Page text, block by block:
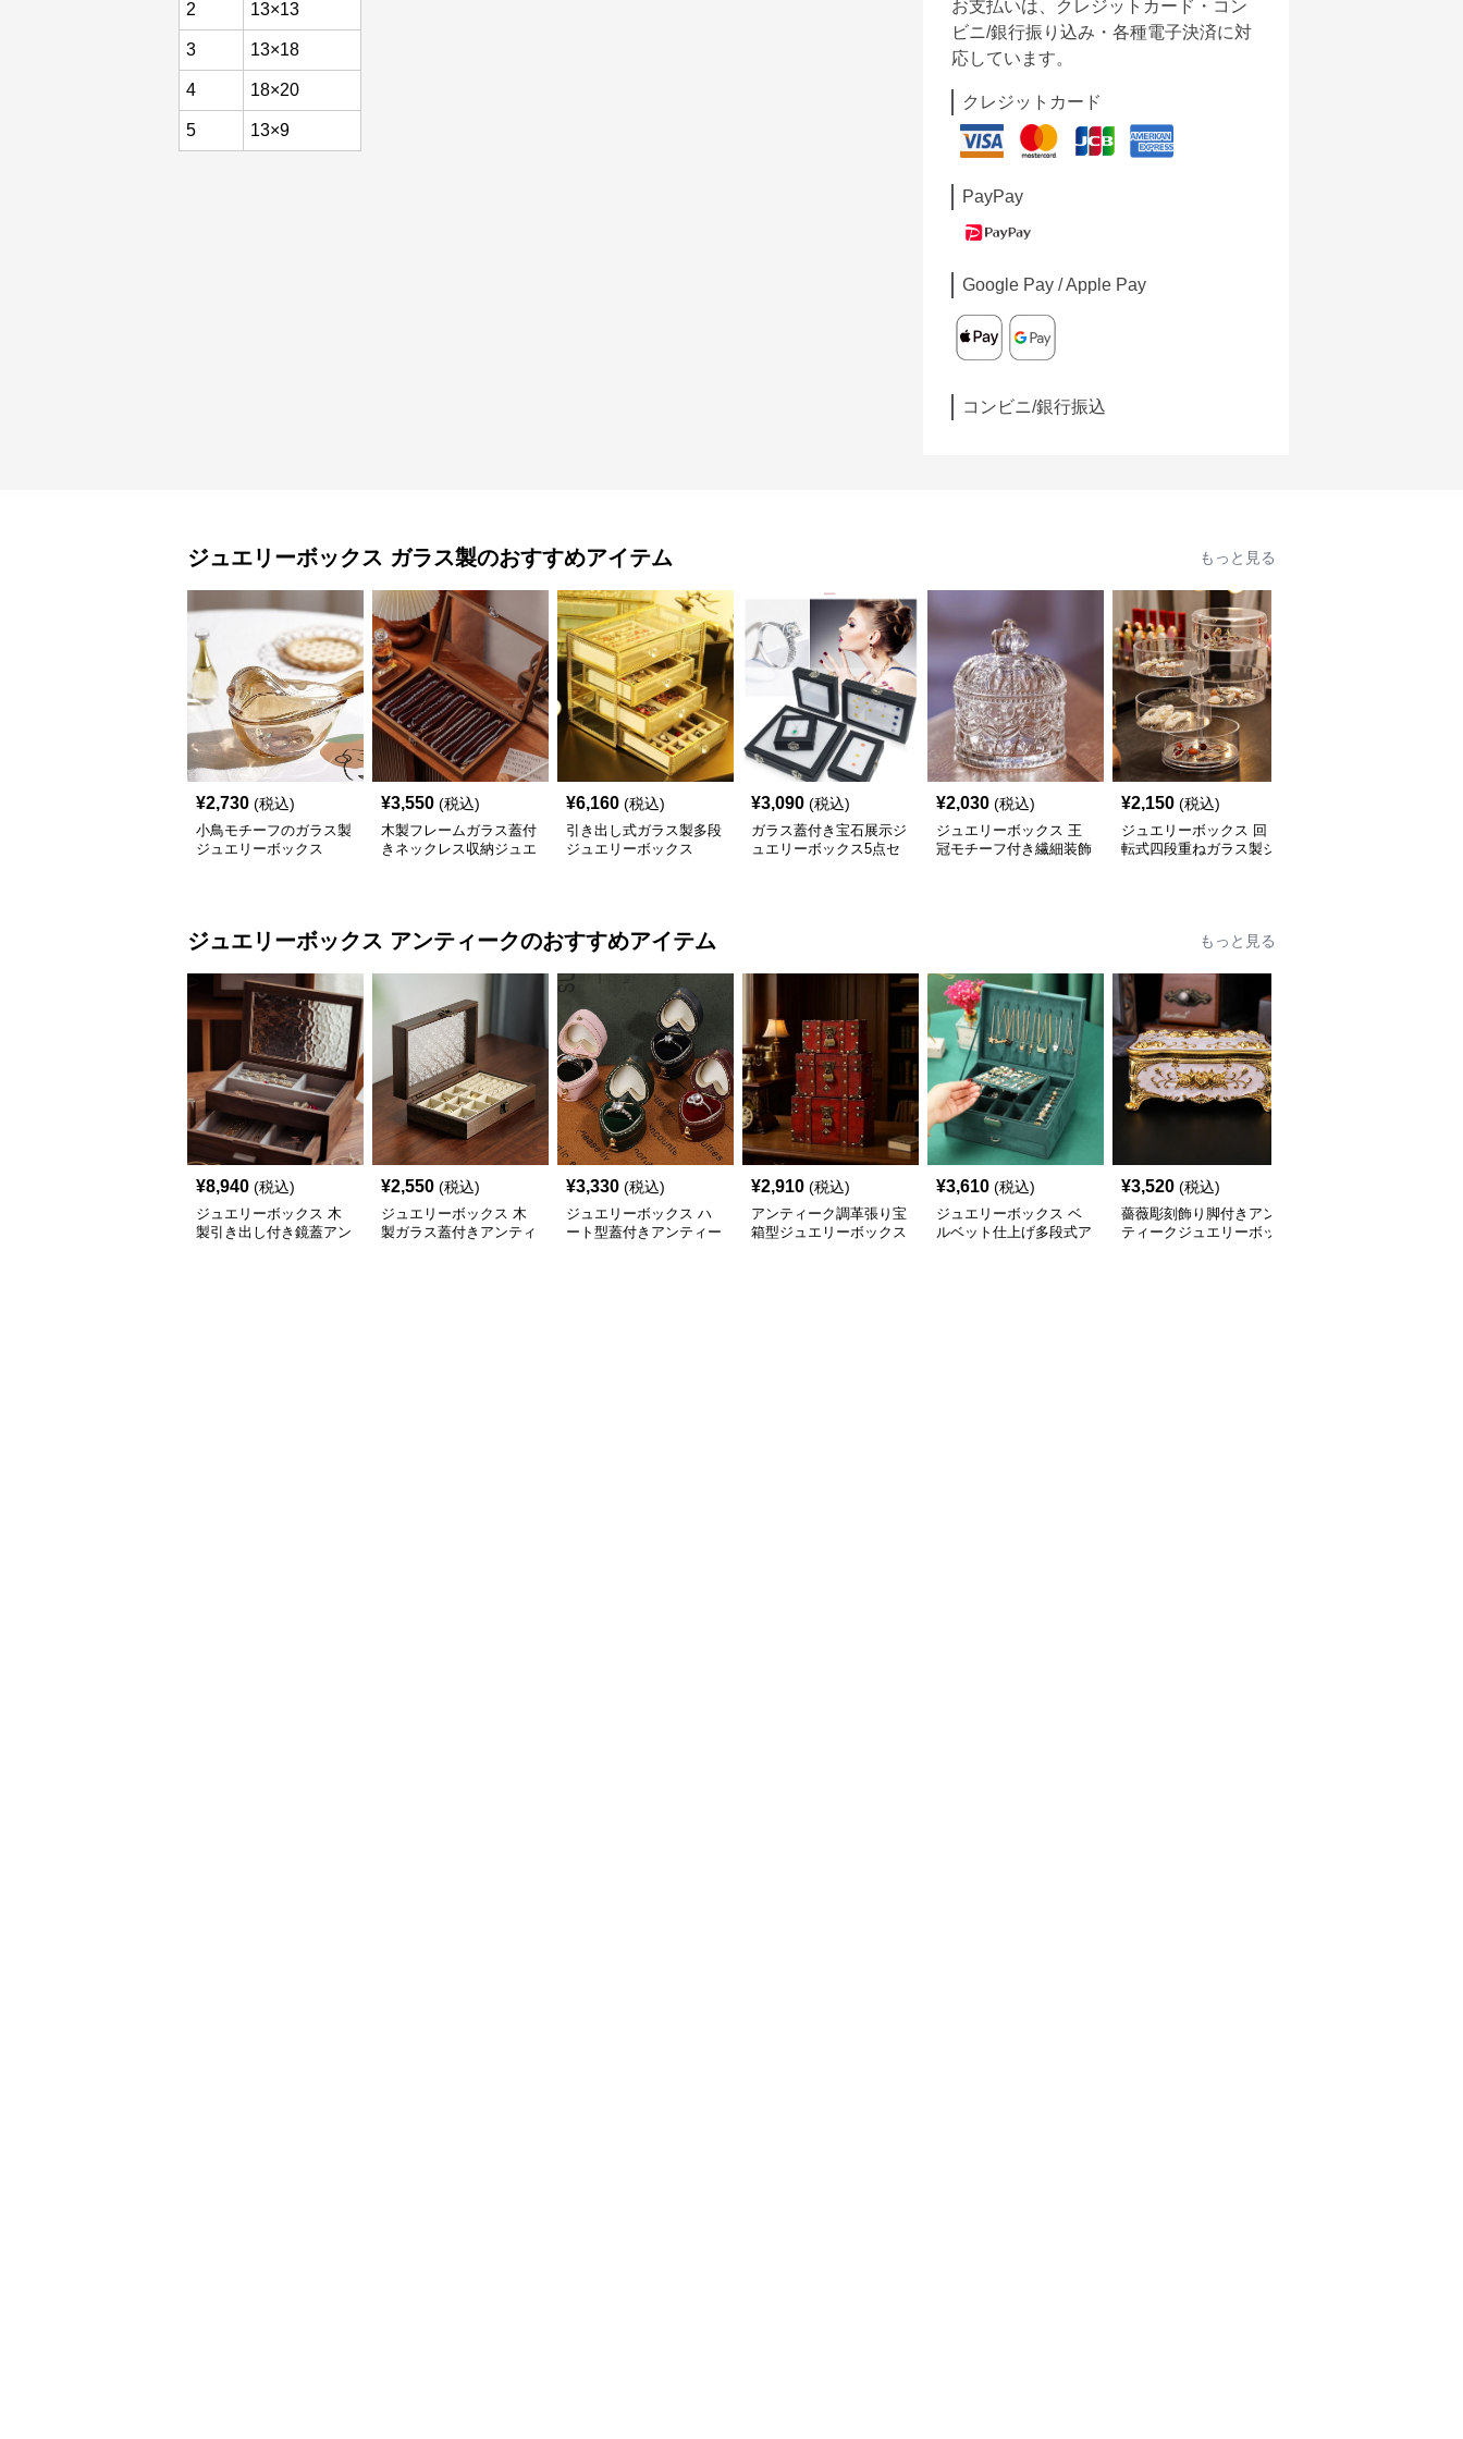
2 13×13
3 13×18
4 18×20
5 13×9
お支払いは、クレジットカード・コン
ビニ/銀行振り込み・各種電子決済に対
応しています。
クレジットカード
PayPay
Google Pay / Apple Pay
コンビニ/銀行振込
ジュエリーボックス ガラス製のおすすめアイテム もっと見る
¥2,730 (税込)
小鳥モチーフのガラス製
ジュエリーボックス
¥3,550 (税込)
木製フレームガラス蓋付
きネックレス収納ジュエ
¥6,160 (税込)
引き出し式ガラス製多段
ジュエリーボックス
¥3,090 (税込)
ガラス蓋付き宝石展示ジ
ュエリーボックス5点セ
¥2,030 (税込)
ジュエリーボックス 王
冠モチーフ付き繊細装飾
¥2,150 (税込)
ジュエリーボックス 回
転式四段重ねガラス製ジ
ジュエリーボックス アンティークのおすすめアイテム もっと見る
¥8,940 (税込)
ジュエリーボックス 木
製引き出し付き鏡蓋アン
¥2,550 (税込)
ジュエリーボックス 木
製ガラス蓋付きアンティ
¥3,330 (税込)
ジュエリーボックス ハ
ート型蓋付きアンティー
¥2,910 (税込)
アンティーク調革張り宝
箱型ジュエリーボックス
¥3,610 (税込)
ジュエリーボックス ベ
ルベット仕上げ多段式ア
¥3,520 (税込)
薔薇彫刻飾り脚付きアン
ティークジュエリーボッ